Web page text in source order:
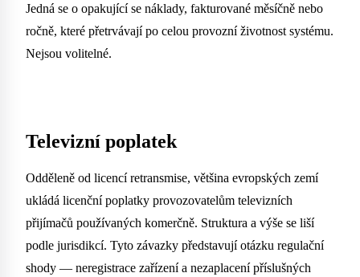
Jedná se o opakující se náklady, fakturované měsíčně nebo
ročně, které přetrvávají po celou provozní životnost systému.
Nejsou volitelné.
Televizní poplatek
Odděleně od licencí retransmise, většina evropských zemí
ukládá licenční poplatky provozovatelům televizních
přijímačů používaných komerčně. Struktura a výše se liší
podle jurisdikcí. Tyto závazky představují otázku regulační
shody — neregistrace zařízení a nezaplacení příslušných